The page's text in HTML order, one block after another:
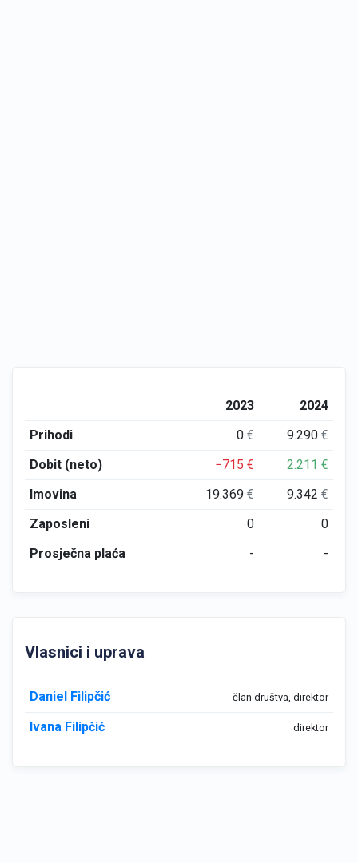
2023
2024
Prihodi
0€ 9.290€
Dobit (neto)
−715€ 2.211€
Imovina
19.369€ 9.342€
Zaposleni
0
0
Prosječna plaća
- -
Vlasnici i uprava
Daniel Filipčić član društva, direktor
Ivana Filipčić direktor